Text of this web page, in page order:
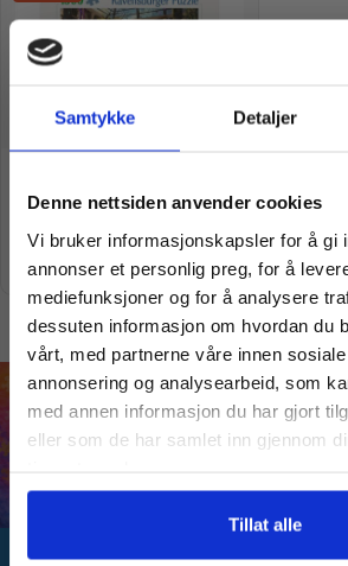
Samtykke Detaljer
Denne nettsiden anvender cookies
Vi bruker informasjonskapsler for å gi
annonser et personlig preg, for å
mediefunksjoner og for å analysere
dessuten informasjon om hvordan du
vårt, med partnerne våre innen sosiale
annonsering og analysearbeid, som
med annen informasjon du har gjort
eller som de har samlet inn gjennom
Tillat alle
Grønne Huset | 1500 Brikker
kr269,00
Legg i handlekurv
Vil du ha
10%
Meld deg på vårt
gode tilbud og
oss¢!
Ja takk, jeg er